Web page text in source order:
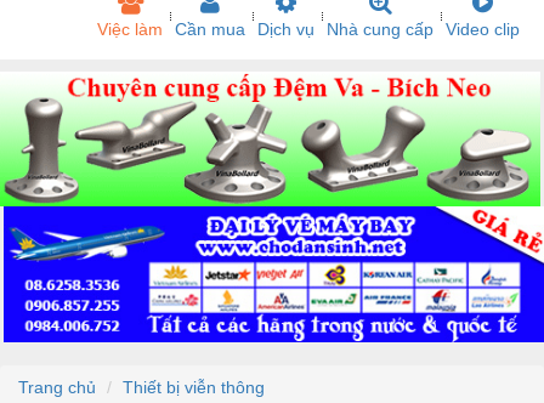
Việc làm Cần mua Dịch vụ Nhà cung cấp Video clip
Trang chủ
Thiết bị viễn thông